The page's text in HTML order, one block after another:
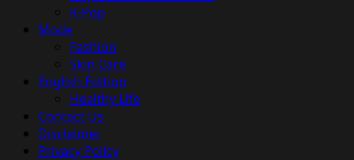
K-Pop
Mode
Fashion
Skin Care
English Edition
Healthy Life
Contact Us
Disclaimer
Privacy Policy